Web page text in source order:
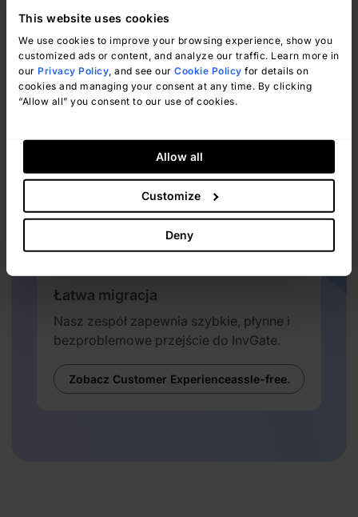
This website uses cookies
We use cookies to improve your browsing experience, show you
customized ads or content, and analyze our traffic. Learn more in
our Privacy Policy , and see our Cookie Policy for details on
cookies and managing your consent at any time. By clicking
“Allow all” you consent to our use of cookies.
Allow all
Customize
Deny
Przejrzyste ceny
Żadnych niespodzianek, żadnych
ukrytych opłat - po prostu jasne, z góry
ustalone ceny, które odpowiadają Twoim
Wyświetlanie cen
Łatwa migracja
Nasz zespół zapewnia szybkie, płynne i
bezproblemowe przejście do InvGate.
Zobacz Customer Experienceassle-free.